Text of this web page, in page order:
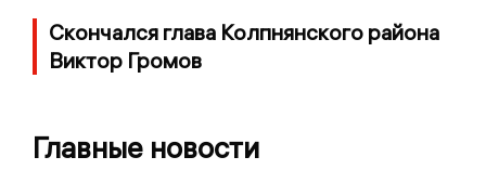
Скончался глава Колпнянского района
Виктор Громов
Главные новости